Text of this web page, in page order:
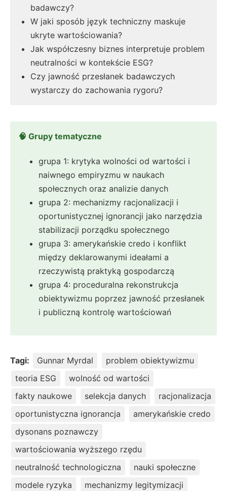
badawczy?
W jaki sposób język techniczny maskuje
ukryte wartościowania?
Jak współczesny biznes interpretuje problem
neutralności w kontekście ESG?
Czy jawność przesłanek badawczych
wystarczy do zachowania rygoru?
🧠 Grupy tematyczne
grupa 1: krytyka wolności od wartości i
naiwnego empiryzmu w naukach
społecznych oraz analizie danych
grupa 2: mechanizmy racjonalizacji i
oportunistycznej ignorancji jako narzędzia
stabilizacji porządku społecznego
grupa 3: amerykańskie credo i konflikt
między deklarowanymi ideałami a
rzeczywistą praktyką gospodarczą
grupa 4: proceduralna rekonstrukcja
obiektywizmu poprzez jawność przesłanek
i publiczną kontrolę wartościowań
Tagi: Gunnar Myrdal
problem obiektywizmu
teoria ESG
wolność od wartości
fakty naukowe
selekcja danych
racjonalizacja
oportunistyczna ignorancja
amerykańskie credo
dysonans poznawczy
wartościowania wyższego rzędu
neutralność technologiczna
nauki społeczne
modele ryzyka
mechanizmy legitymizacji